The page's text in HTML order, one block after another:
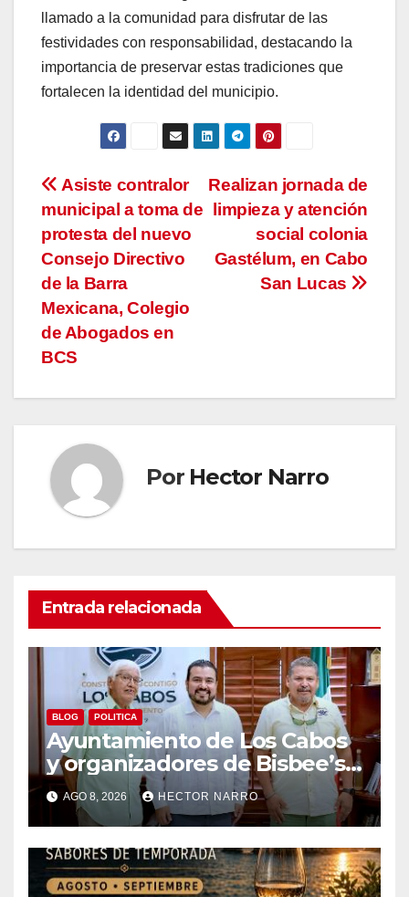
llamado a la comunidad para disfrutar de las
festividades con responsabilidad, destacando la
importancia de preservar estas tradiciones que
fortalecen la identidad del municipio.
Navegación
de
entradas
Realizan jornada de
limpieza y atención
social colonia
Gastélum, en Cabo
San Lucas
Asiste contralor
municipal a toma de
protesta del nuevo
Consejo Directivo
de la Barra
Mexicana, Colegio
de Abogados en
BCS
Por Hector Narro
Entrada relacionada
BLOG POLITICA
Ayuntamiento de Los Cabos
y organizadores de Bisbee’s
coordinan acciones para
edición 2026
AGO 8, 2026 HECTOR NARRO